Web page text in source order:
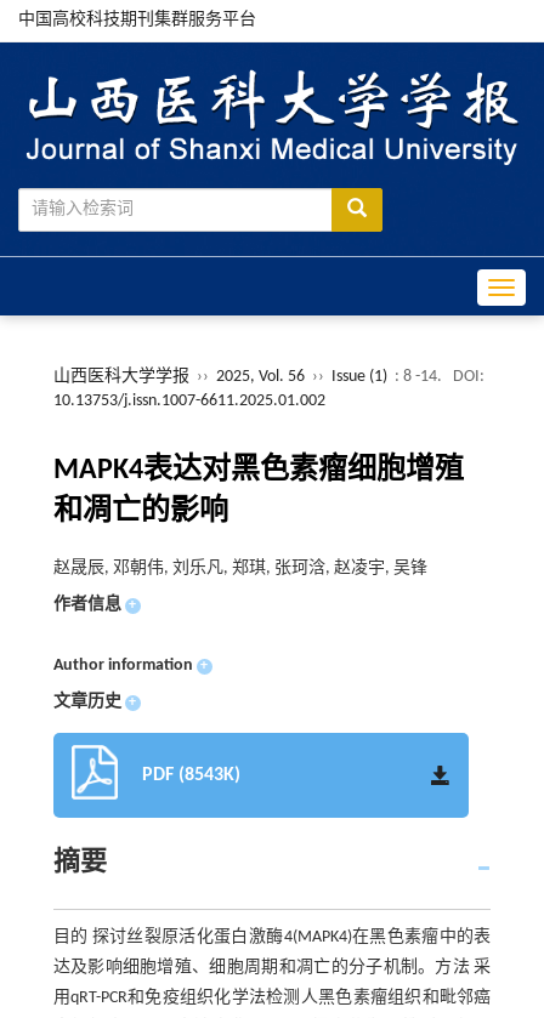
中国高校科技期刊集群服务平台
山西医科大学学报 ›› 2025, Vol. 56 ›› Issue (1) : 8 -14.
DOI:
10.13753/j.issn.1007-6611.2025.01.002
MAPK4表达对黑色素瘤细胞增殖
和凋亡的影响
赵晟辰, 邓朝伟, 刘乐凡, 郑琪, 张珂浛, 赵凌宇, 吴锋
作者信息 +
Author information +
文章历史 +
PDF (8543K)
摘要
目的 探讨丝裂原活化蛋白激酶4(MAPK4)在黑色素瘤中的表
达及影响细胞增殖、细胞周期和凋亡的分子机制。方法 采
用qRT-PCR和免疫组织化学法检测人黑色素瘤组织和毗邻癌